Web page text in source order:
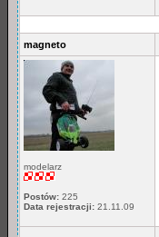
magneto
modelarz
Postów: 225
Data rejestracji: 21.11.09